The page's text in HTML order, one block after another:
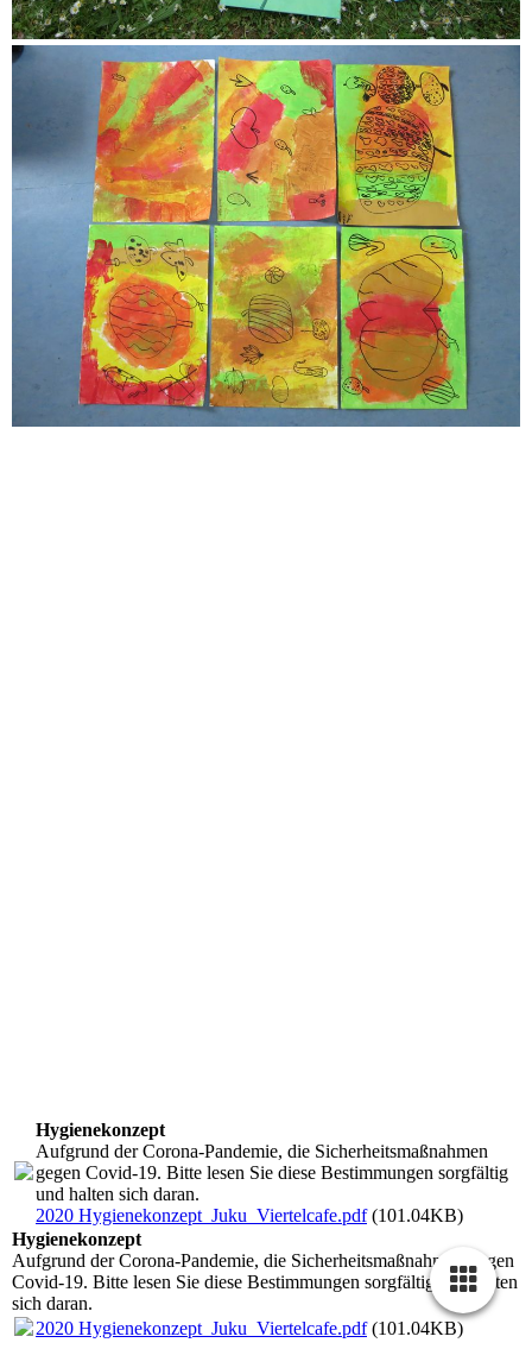
Hygienekonzept
Aufgrund der Corona-Pandemie, die Sicherheitsmaßnahmen
gegen Covid-19. Bitte lesen Sie diese Bestimmungen sorgfältig
und halten sich daran.
2020 Hygienekonzept_Juku_Viertelcafe.pdf(101.04KB)
Hygienekonzept
Aufgrund der Corona-Pandemie, die Sicherheitsmaßnahmen gegen
Covid-19. Bitte lesen Sie diese Bestimmungen sorgfältig und halten
sich daran.
2020 Hygienekonzept_Juku_Viertelcafe.pdf(101.04KB)